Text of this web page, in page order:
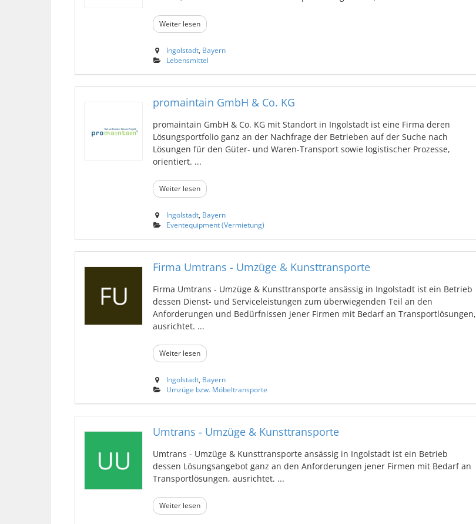
Weiter lesen
Ingolstadt, Bayern
Lebensmittel
promaintain GmbH & Co. KG
promaintain GmbH & Co. KG mit Standort in Ingolstadt ist eine Firma deren
Lösungsportfolio ganz an der Nachfrage der Betrieben auf der Suche nach
Lösungen für den Güter- und Waren-Transport sowie logistischer Prozesse,
orientiert. ...
Weiter lesen
Ingolstadt, Bayern
Eventequipment (Vermietung)
Firma Umtrans - Umzüge & Kunsttransporte
Firma Umtrans - Umzüge & Kunsttransporte ansässig in Ingolstadt ist ein Betrieb
dessen Dienst- und Serviceleistungen zum überwiegenden Teil an den
Anforderungen und Bedürfnissen jener Firmen mit Bedarf an Transportlösungen,
ausrichtet. ...
Weiter lesen
Ingolstadt, Bayern
Umzüge bzw. Möbeltransporte
Umtrans - Umzüge & Kunsttransporte
Umtrans - Umzüge & Kunsttransporte ansässig in Ingolstadt ist ein Betrieb
dessen Lösungsangebot ganz an den Anforderungen jener Firmen mit Bedarf an
Transportlösungen, ausrichtet. ...
Weiter lesen